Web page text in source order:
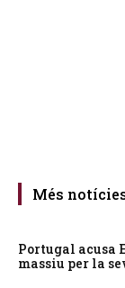
Més
Portugal acusa
massiu per la